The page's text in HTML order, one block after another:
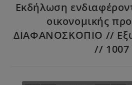
Εκδήλωση
οικονομικής
ΔΙΑΦΑΝΟΣΚΟΠΙΟ //
// 1007